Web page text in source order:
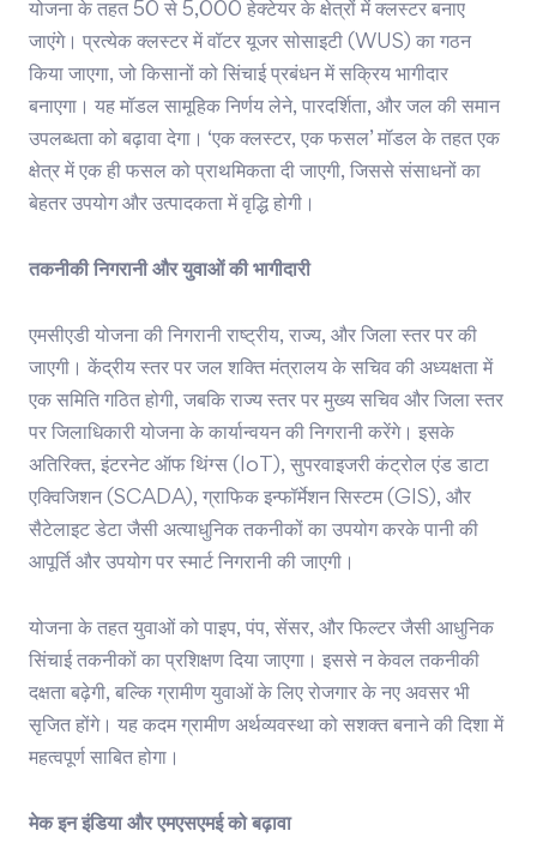
योजना के तहत 50 से 5,000 हेक्टेयर के क्षेत्रों में क्लस्टर बनाए
जाएंगे। प्रत्येक क्लस्टर में वॉटर यूजर सोसाइटी (WUS) का गठन
किया जाएगा, जो किसानों को सिंचाई प्रबंधन में सक्रिय भागीदार
बनाएगा। यह मॉडल सामूहिक निर्णय लेने, पारदर्शिता, और जल की समान
उपलब्धता को बढ़ावा देगा। ‘एक क्लस्टर, एक फसल’ मॉडल के तहत एक
क्षेत्र में एक ही फसल को प्राथमिकता दी जाएगी, जिससे संसाधनों का
बेहतर उपयोग और उत्पादकता में वृद्धि होगी।
तकनीकी निगरानी और युवाओं की भागीदारी
एमसीएडी योजना की निगरानी राष्ट्रीय, राज्य, और जिला स्तर पर की
जाएगी। केंद्रीय स्तर पर जल शक्ति मंत्रालय के सचिव की अध्यक्षता में
एक समिति गठित होगी, जबकि राज्य स्तर पर मुख्य सचिव और जिला स्तर
पर जिलाधिकारी योजना के कार्यान्वयन की निगरानी करेंगे। इसके
अतिरिक्त, इंटरनेट ऑफ थिंग्स (IoT), सुपरवाइजरी कंट्रोल एंड डाटा
एक्विजिशन (SCADA), ग्राफिक इन्फॉर्मेशन सिस्टम (GIS), और
सैटेलाइट डेटा जैसी अत्याधुनिक तकनीकों का उपयोग करके पानी की
आपूर्ति और उपयोग पर स्मार्ट निगरानी की जाएगी।
योजना के तहत युवाओं को पाइप, पंप, सेंसर, और फिल्टर जैसी आधुनिक
सिंचाई तकनीकों का प्रशिक्षण दिया जाएगा। इससे न केवल तकनीकी
दक्षता बढ़ेगी, बल्कि ग्रामीण युवाओं के लिए रोजगार के नए अवसर भी
सृजित होंगे। यह कदम ग्रामीण अर्थव्यवस्था को सशक्त बनाने की दिशा में
महत्वपूर्ण साबित होगा।
मेक इन इंडिया और एमएसएमई को बढ़ावा